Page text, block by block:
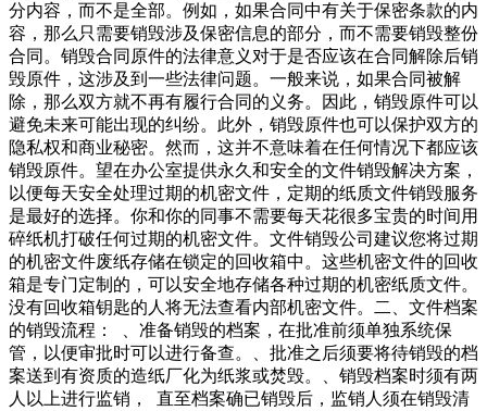
分内容，而不是全部。例如，如果合同中有关于保密条款的内
容，那么只需要销毁涉及保密信息的部分，而不需要销毁整份
合同。销毁合同原件的法律意义对于是否应该在合同解除后销
毁原件，这涉及到一些法律问题。一般来说，如果合同被解
除，那么双方就不再有履行合同的义务。因此，销毁原件可以
避免未来可能出现的纠纷。此外，销毁原件也可以保护双方的
隐私权和商业秘密。然而，这并不意味着在任何情况下都应该
销毁原件。望在办公室提供永久和安全的文件销毁解决方案，
以便每天安全处理过期的机密文件，定期的纸质文件销毁服务
是最好的选择。你和你的同事不需要每天花很多宝贵的时间用
碎纸机打破任何过期的机密文件。文件销毁公司建议您将过期
的机密文件废纸存储在锁定的回收箱中。这些机密文件的回收
箱是专门定制的，可以安全地存储各种过期的机密纸质文件。
没有回收箱钥匙的人将无法查看内部机密文件。二、文件档案
的销毁流程： 、准备销毁的档案，在批准前须单独系统保
管，以便审批时可以进行备查。、批准之后须要将待销毁的档
案送到有资质的造纸厂化为纸浆或焚毁。、销毁档案时须有两
人以上进行监销， 直至档案确已销毁后，监销人须在销毁清